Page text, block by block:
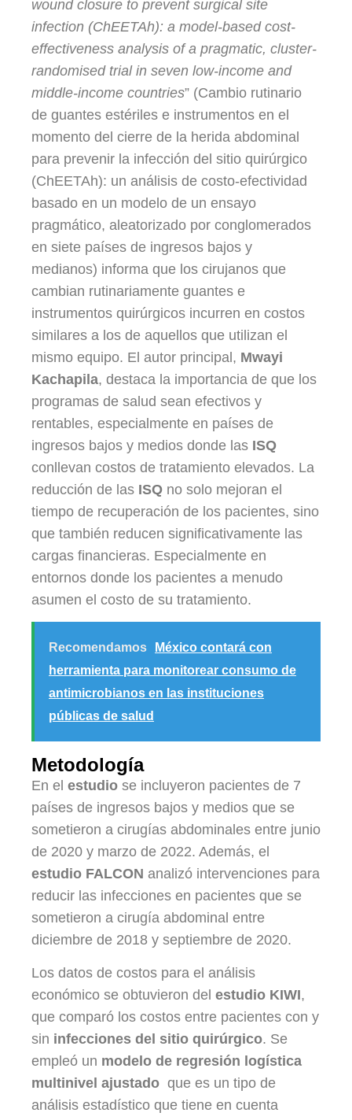
wound closure to prevent surgical site
infection (ChEETAh): a model-based cost-
effectiveness analysis of a pragmatic, cluster-
randomised trial in seven low-income and
middle-income countries” (Cambio rutinario
de guantes estériles e instrumentos en el
momento del cierre de la herida abdominal
para prevenir la infección del sitio quirúrgico
(ChEETAh): un análisis de costo-efectividad
basado en un modelo de un ensayo
pragmático, aleatorizado por conglomerados
en siete países de ingresos bajos y
medianos) informa que los cirujanos que
cambian rutinariamente guantes e
instrumentos quirúrgicos incurren en costos
similares a los de aquellos que utilizan el
mismo equipo. El autor principal, Mwayi
Kachapila, destaca la importancia de que los
programas de salud sean efectivos y
rentables, especialmente en países de
ingresos bajos y medios donde las ISQ
conllevan costos de tratamiento elevados. La
reducción de las ISQ no solo mejoran el
tiempo de recuperación de los pacientes, sino
que también reducen significativamente las
cargas financieras. Especialmente en
entornos donde los pacientes a menudo
asumen el costo de su tratamiento.
Recomendamos
México contará con
herramienta para monitorear consumo de
antimicrobianos en las instituciones
públicas de salud
Metodología
En el estudio se incluyeron pacientes de 7
países de ingresos bajos y medios que se
sometieron a cirugías abdominales entre junio
de 2020 y marzo de 2022. Además, el
estudio FALCON analizó intervenciones para
reducir las infecciones en pacientes que se
sometieron a cirugía abdominal entre
diciembre de 2018 y septiembre de 2020.
Los datos de costos para el análisis
económico se obtuvieron del estudio KIWI,
que comparó los costos entre pacientes con y
sin infecciones del sitio quirúrgico. Se
empleó un modelo de regresión logística
multinivel ajustado que es un tipo de
análisis estadístico que tiene en cuenta